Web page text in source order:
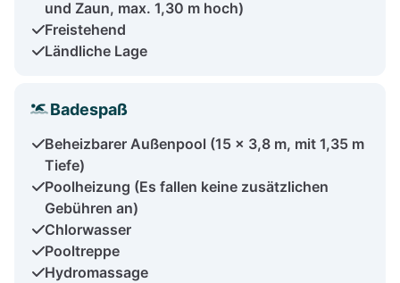
und Zaun, max. 1,30 m hoch)
Freistehend
Ländliche Lage
Badespaß
Beheizbarer Außenpool (15 x 3,8 m, mit 1,35 m
Tiefe)
Poolheizung (Es fallen keine zusätzlichen
Gebühren an)
Chlorwasser
Pooltreppe
Hydromassage